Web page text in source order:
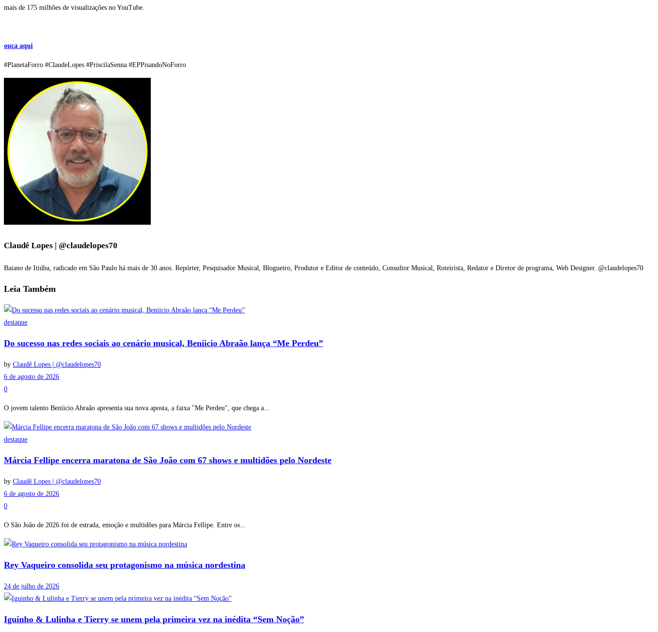
mais de 175 milhões de visualizações no YouTube.
ouça aqui
#PlanetaForro #ClaudeLopes #PriscilaSenna #EPPisandoNoForro
Claudê Lopes | @claudelopes70
Baiano de Itiúba, radicado em São Paulo há mais de 30 anos. Repórter, Pesquisador Musical, Blogueiro, Produtor e Editor de conteúdo, Consultor Musical, Roteirista, Redator e Diretor de programa, Web Designer. @claudelopes70
Leia Também
destaque
Do sucesso nas redes sociais ao cenário musical, Beniicio Abraão lança “Me Perdeu”
by Claudê Lopes | @claudelopes70
6 de agosto de 2026
0
O jovem talento Beniicio Abraão apresenta sua nova aposta, a faixa "Me Perdeu", que chega a...
destaque
Márcia Fellipe encerra maratona de São João com 67 shows e multidões pelo Nordeste
by Claudê Lopes | @claudelopes70
6 de agosto de 2026
0
O São João de 2026 foi de estrada, emoção e multidões para Márcia Fellipe. Entre os...
Rey Vaqueiro consolida seu protagonismo na música nordestina
24 de julho de 2026
Iguinho & Lulinha e Tierry se unem pela primeira vez na inédita “Sem Noção”